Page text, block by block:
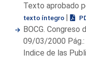
Texto aprobado
texto íntegro |
BOCG. Congreso
09/03/2000 Pág.:
Indice de las